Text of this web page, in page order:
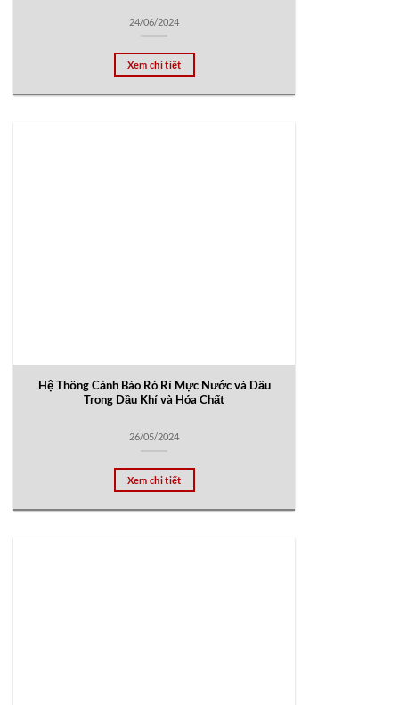
24/06/2024
Xem chi tiết
Hệ Thống Cảnh Báo Rò Rỉ Mực Nước và Dầu
Trong Dầu Khí và Hóa Chất
26/05/2024
Xem chi tiết